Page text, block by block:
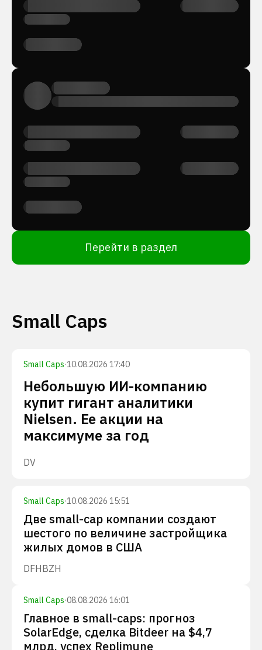
Перейти в раздел
Small Caps
Small Caps·10.08.2026 17:40
Небольшую ИИ-компанию
купит гигант аналитики
Nielsen. Ее акции на
максимуме за год
DV
Small Caps·10.08.2026 15:51
Две small-cap компании создают
шестого по величине застройщика
жилых домов в США
DFHBZH
Small Caps·08.08.2026 16:01
Главное в small-caps: прогноз
SolarEdge, сделка Bitdeer на $4,7
млрд, успех Replimune